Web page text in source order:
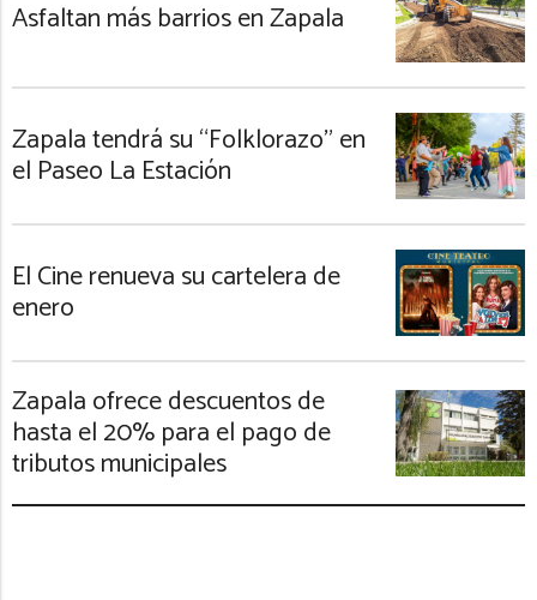
Asfaltan más barrios en Zapala
Zapala tendrá su “Folklorazo” en
el Paseo La Estación
El Cine renueva su cartelera de
enero
Zapala ofrece descuentos de
hasta el 20% para el pago de
tributos municipales